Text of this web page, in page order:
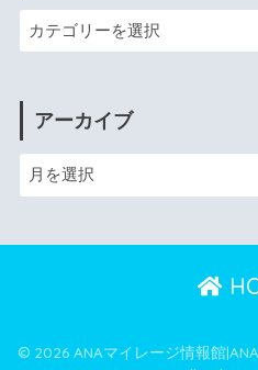
アーカイブ
© 2026 ANAマイレージ情報館